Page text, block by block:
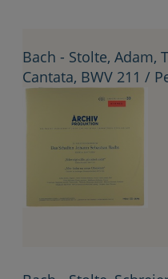
Bach - Stolte, Adam,
Cantata, BWV 211 /